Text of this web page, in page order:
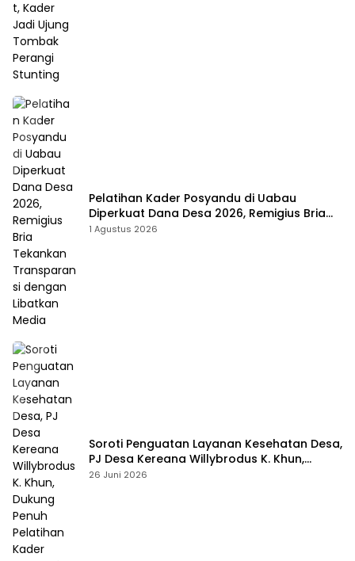
Pelatihan Kader Posyandu di Uabau
Diperkuat Dana Desa 2026, Remigius Bria
Tekankan Transparansi dengan Libatkan
1 Agustus 2026
Soroti Penguatan Layanan Kesehatan Desa,
PJ Desa Kereana Willybrodus K. Khun,
Dukung Penuh Pelatihan Kader Posyandu
26 Juni 2026